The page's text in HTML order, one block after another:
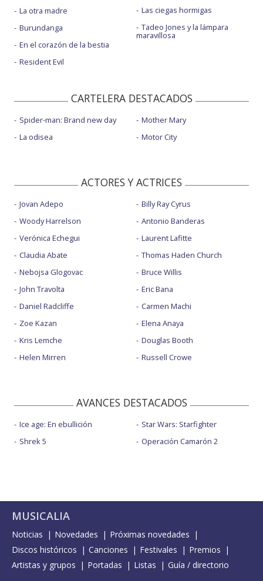
La otra madre
Burundanga
En el corazón de la bestia
Resident Evil
Las ciegas hormigas
Tadeo Jones y la lámpara
maravillosa
CARTELERA DESTACADOS
Spider-man: Brand new day
La odisea
Mother Mary
Motor City
ACTORES Y ACTRICES
Jovan Adepo
Woody Harrelson
Verónica Echegui
Claudia Abate
Nebojsa Glogovac
John Travolta
Daniel Radcliffe
Zoe Kazan
Kris Lemche
Helen Mirren
Billy Ray Cyrus
Antonio Banderas
Laurent Lafitte
Thomas Haden Church
Bruce Willis
Eric Bana
Carmen Machi
Elena Anaya
Douglas Booth
Russell Crowe
AVANCES DESTACADOS
Ice age: En ebullición
Shrek 5
Star Wars: Starfighter
Operación Camarón 2
MUSICALIA
Noticias Novedades
Próximas novedades
Discos históricos
Canciones Festivales
Premios
Artistas y grupos
Portadas Listas Guía / directorio